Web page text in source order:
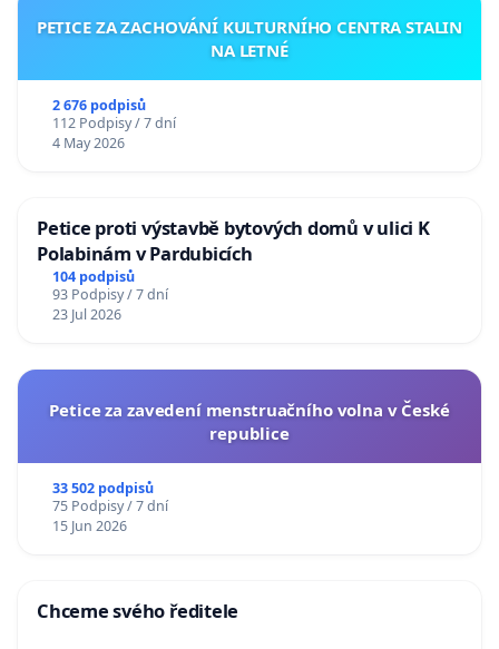
PETICE ZA ZACHOVÁNÍ KULTURNÍHO CENTRA STALIN
NA LETNÉ
2 676 podpisů
112 Podpisy / 7 dní
4 May 2026
Petice proti výstavbě bytových domů v ulici K
Polabinám v Pardubicích
104 podpisů
93 Podpisy / 7 dní
23 Jul 2026
Petice za zavedení menstruačního volna v České
republice
33 502 podpisů
75 Podpisy / 7 dní
15 Jun 2026
Chceme svého ředitele